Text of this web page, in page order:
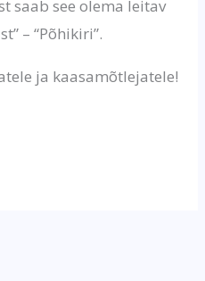
saab see olema leitav
– “Põhikiri”.
ja kaasamõtlejatele!